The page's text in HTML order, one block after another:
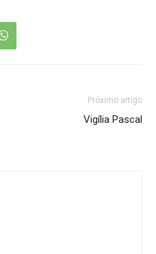
Próximo artigo
Vigília Pascal